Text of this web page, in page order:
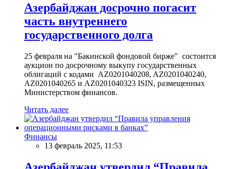
Азербайджан досрочно погасит
часть внутреннего
государственного долга
25 февраля на "Бакинской фондовой бирже" состоится
аукцион по досрочному выкупу государственных
облигаций с кодами AZ0201040208, AZ0201040240,
AZ0201040265 и AZ0201040323 ISIN, размещенных
Министерством финансов.
Читать далее
Финансы
13 февраль 2025, 11:53